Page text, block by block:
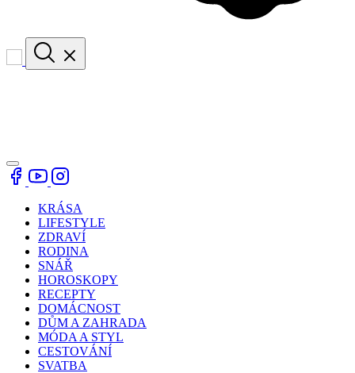
KRÁSA
LIFESTYLE
ZDRAVÍ
RODINA
SNÁŘ
HOROSKOPY
RECEPTY
DOMÁCNOST
DŮM A ZAHRADA
MÓDA A STYL
CESTOVÁNÍ
SVATBA